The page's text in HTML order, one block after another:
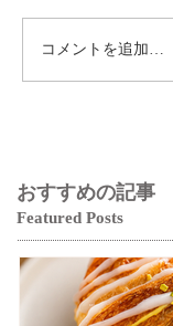
コメントを追加…
おすすめの記事
Featured Posts